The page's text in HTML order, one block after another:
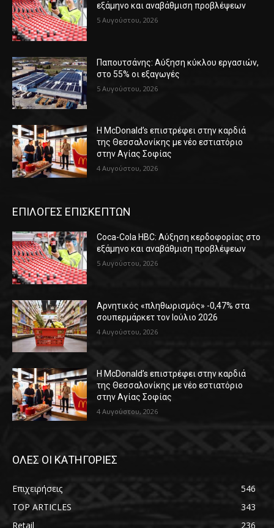
εξάμηνο και αναβάθμιση προβλέψεων
5 Αυγούστου, 2026
Παπουτσάνης: Αύξηση κύκλου εργασιών,
στο 55% οι εξαγωγές
5 Αυγούστου, 2026
Η McDonald’s επιστρέφει στην καρδιά
της Θεσσαλονίκης με νέο εστιατόριο
στην Αγίας Σοφίας
4 Αυγούστου, 2026
ΕΠΙΛΟΓΕΣ ΕΠΙΣΚΕΠΤΩΝ
Coca-Cola HBC: Αύξηση κερδοφορίας στο
εξάμηνο και αναβάθμιση προβλέψεων
5 Αυγούστου, 2026
Αρνητικός «πληθωρισμός» -0,47% στα
σουπερμάρκετ τον Ιούλιο 2026
4 Αυγούστου, 2026
Η McDonald’s επιστρέφει στην καρδιά
της Θεσσαλονίκης με νέο εστιατόριο
στην Αγίας Σοφίας
4 Αυγούστου, 2026
ΟΛΕΣ ΟΙ ΚΑΤΗΓΟΡΙΕΣ
Επιχειρήσεις
546
TOP ARTICLES
343
Retail
236